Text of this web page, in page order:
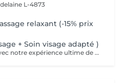
L-4873
relaxant (-15% prix
+ Soin visage adapté )
Rechargez corps et esprit avec notre expérience ultime de détente : un massage apaisant suivi d'un soin visage personnalisé pour une revitalisation totale.